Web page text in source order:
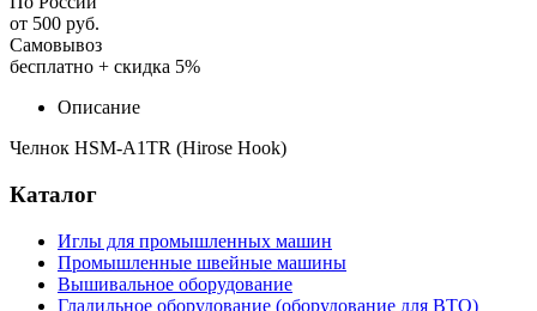
от 500 руб.
Самовывоз
бесплатно + скидка 5%
Описание
Челнок HSM-A1TR (Hirose Hook)
Каталог
Иглы для промышленных машин
Промышленные швейные машины
Вышивальное оборудование
Гладильное оборудование (оборудование для ВТО)